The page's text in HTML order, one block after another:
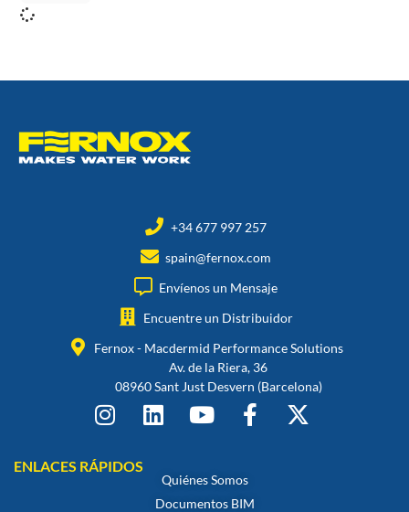
+34 677 997 257
spain@fernox.com
Envíenos un Mensaje
Encuentre un Distribuidor
Fernox - Macdermid Performance Solutions
Av. de la Riera, 36
08960 Sant Just Desvern (Barcelona)
ENLACES RÁPIDOS
Quiénes Somos
Documentos BIM